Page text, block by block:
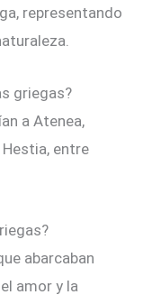
representando
griegas?
a Atenea,
entre
abarcaban
amor y la